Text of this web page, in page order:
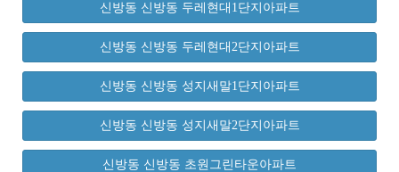
신방동 신방동 두레현대1단지아파트
신방동 신방동 두레현대2단지아파트
신방동 신방동 성지새말1단지아파트
신방동 신방동 성지새말2단지아파트
신방동 신방동 초원그린타운아파트